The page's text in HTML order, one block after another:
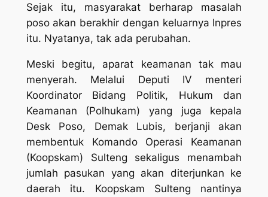
Sejak itu, masyarakat berharap masalah
poso akan berakhir dengan keluarnya Inpres
itu. Nyatanya, tak ada perubahan.
Meski begitu, aparat keamanan tak mau
menyerah. Melalui Deputi IV menteri
Koordinator Bidang Politik, Hukum dan
Keamanan (Polhukam) yang juga kepala
Desk Poso, Demak Lubis, berjanji akan
membentuk Komando Operasi Keamanan
(Koopskam) Sulteng sekaligus menambah
jumlah pasukan yang akan diterjunkan ke
daerah itu. Koopskam Sulteng nantinya